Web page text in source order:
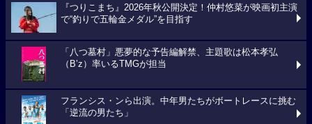
『つりこまち』2026年秋公開決定！仲村悠菜が映画初主演
で“釣りで五輪金メダル”を目指す
「八つ墓村」悪夢的な予告編解禁、主題歌は松本孝弘
（B’z）率いるTMGが担当
フランシス・ンら出演。中年男たちがボートレースに挑む
「逆流の男たち」